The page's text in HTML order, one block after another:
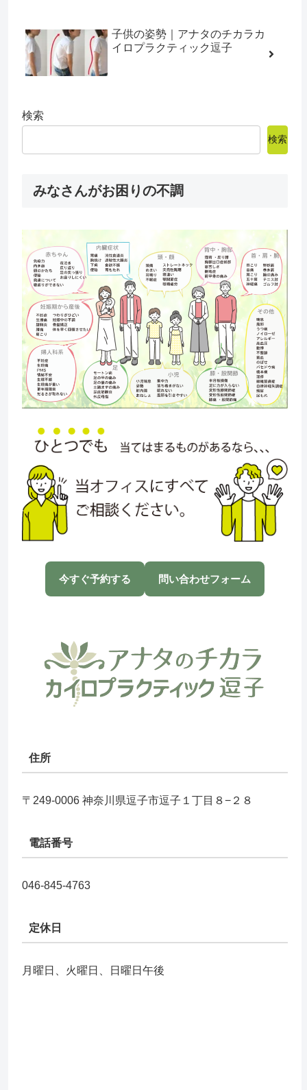
子供の姿勢｜アナタのチカラカ
イロプラクティック逗子
検索
検索
みなさんがお困りの不調
今すぐ予約する 問い合わせフォーム
住所
〒249-0006 神奈川県逗子市逗子１丁目８−２８
電話番号
046-845-4763
定休日
月曜日、火曜日、日曜日午後